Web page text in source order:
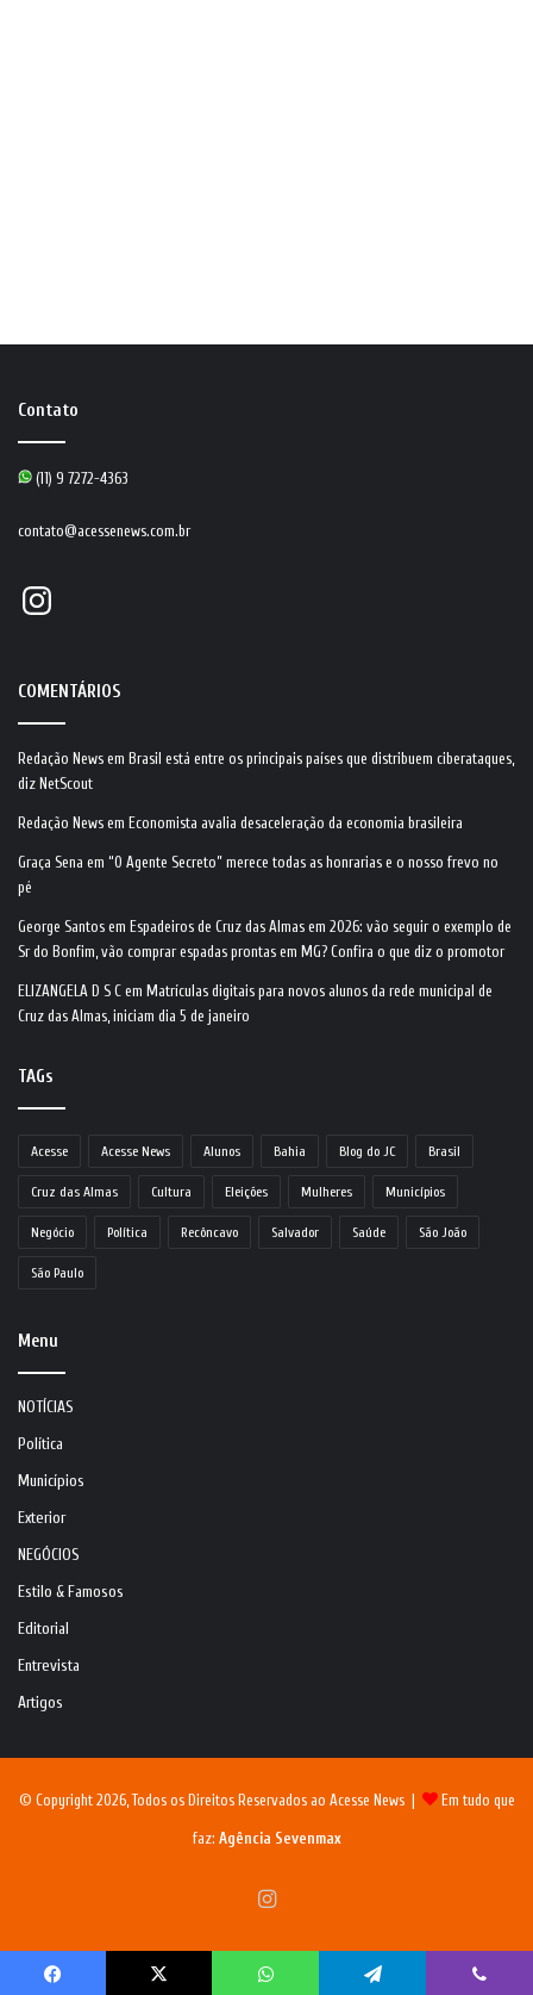
Contato
(11) 9 7272-4363
contato@acessenews.com.br
Instagram
COMENTÁRIOS
Redação News em Brasil está entre os principais países que distribuem ciberataques,
diz NetScout
Redação News em Economista avalia desaceleração da economia brasileira
Graça Sena em “O Agente Secreto” merece todas as honrarias e o nosso frevo no
pé
George Santos em Espadeiros de Cruz das Almas em 2026: vão seguir o exemplo de
Sr do Bonfim, vão comprar espadas prontas em MG? Confira o que diz o promotor
ELIZANGELA D S C em Matrículas digitais para novos alunos da rede municipal de
Cruz das Almas, iniciam dia 5 de janeiro
TAGs
Acesse Acesse News Alunos Bahia Blog do JC Brasil
Cruz das Almas Cultura Eleições Mulheres Municípios
Negócio Política Recôncavo Salvador Saúde São João
São Paulo
Menu
NOTÍCIAS
Política
Municípios
Exterior
NEGÓCIOS
Estilo & Famosos
Editorial
Entrevista
Artigos
© Copyright 2026, Todos os Direitos Reservados ao Acesse News | Em tudo que
faz: Agência Sevenmax
Instagram